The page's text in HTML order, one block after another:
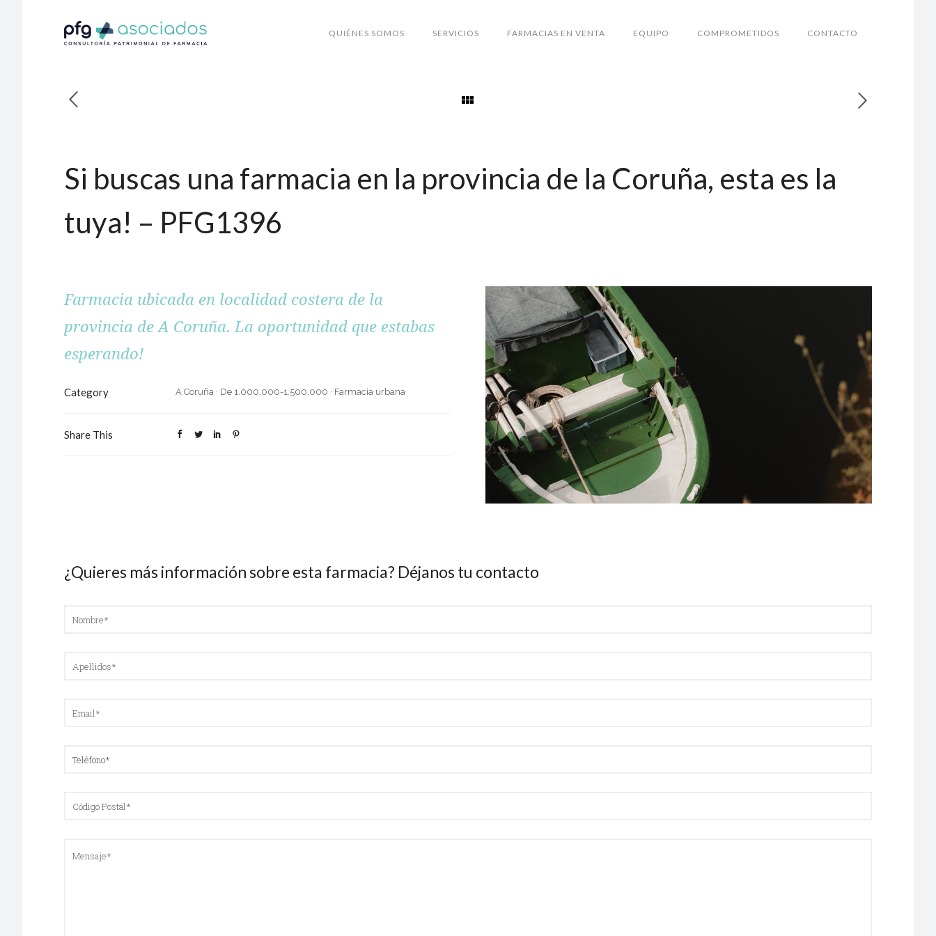
QUIÉNES SOMOS SERVICIOS FARMACIAS EN VENTA EQUIPO COMPROMETIDOS CONTACTO
Si buscas una farmacia en la provincia de la Coruña, esta es la
tuya! – PFG1396
Farmacia ubicada en localidad costera de la
provincia de A Coruña. La oportunidad que estabas
esperando!
Category A Coruña · De 1.000.000-1.500.000 · Farmacia urbana
Share This
¿Quieres más información sobre esta farmacia? Déjanos tu contacto